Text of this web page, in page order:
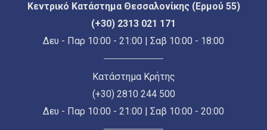
Κεντρικό Κατάστημα Θεσσαλονίκης (Ερμού 55)
(+30) 2313 021 171
Δευ - Παρ 10:00 - 21:00 | Σαβ 10:00 - 18:00
Κατάστημα Κρήτης
(+30) 2810 244 500
Δευ - Παρ 10:00 - 21:00 | Σαβ 10:00 - 20:00